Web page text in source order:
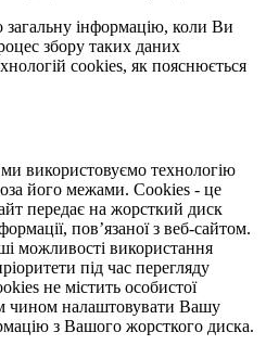
інформацію, коли Ви
збору таких даних
cookies, як пояснюється
використовуємо технологію
його межами. Cookies - це
передає на жорсткий диск
пов’язаної з веб-сайтом.
можливості використання
під час перегляду
не містить особистої
чином налаштовувати Вашу
з Вашого жорсткого диска.